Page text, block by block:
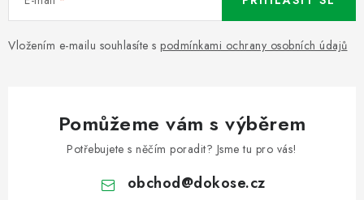
Vložením e-mailu souhlasíte s podmínkami ochrany osobních údajů
Pomůžeme vám s výběrem
Potřebujete s něčím poradit? Jsme tu pro vás!
obchod@dokose.cz